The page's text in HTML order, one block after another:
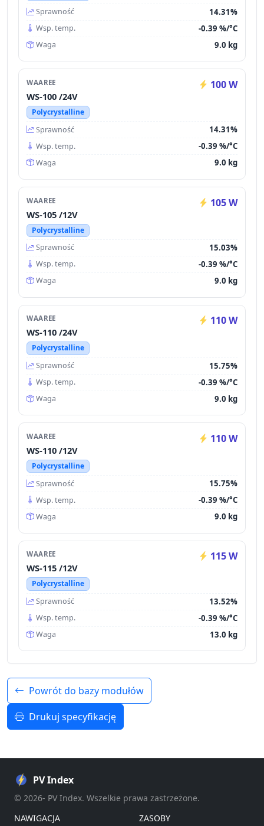
Sprawność
14.31%
Wsp. temp. -0.39 %/°C
Waga 9.0 kg
WAAREE 100 W
WS-100 /24V
Polycrystalline
Sprawność
14.31%
Wsp. temp. -0.39 %/°C
Waga 9.0 kg
WAAREE 105 W
WS-105 /12V
Polycrystalline
Sprawność
15.03%
Wsp. temp. -0.39 %/°C
Waga 9.0 kg
WAAREE 110 W
WS-110 /24V
Polycrystalline
Sprawność
15.75%
Wsp. temp. -0.39 %/°C
Waga 9.0 kg
WAAREE 110 W
WS-110 /12V
Polycrystalline
Sprawność
15.75%
Wsp. temp. -0.39 %/°C
Waga 9.0 kg
WAAREE 115 W
WS-115 /12V
Polycrystalline
Sprawność
13.52%
Wsp. temp. -0.39 %/°C
Waga 13.0 kg
Powrót do bazy modułów
Drukuj specyfikację
PV Index
© 2026- PV Index. Wszelkie prawa zastrzeżone.
NAWIGACJA
ZASOBY